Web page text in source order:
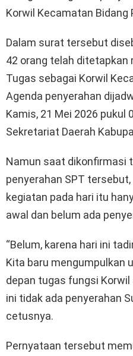
Korwil Kecamatan Bidang
Dalam surat tersebut
42 orang telah ditetapkan
Tugas sebagai Korwil
Agenda penyerahan
Kamis, 21 Mei 2026 pukul
Sekretariat Daerah
Namun saat dikonfirmasi
penyerahan SPT
kegiatan pada hari itu
awal dan belum ada
“Belum, karena hari ini
Kita baru mengumpulkan
depan tugas fungsi
ini tidak ada penyerahan
cetusnya.
Pernyataan tersebut